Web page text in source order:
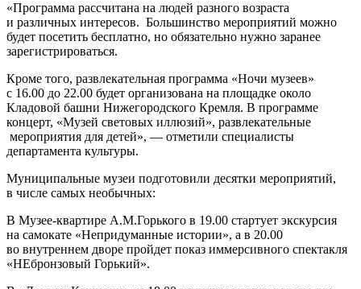
«Программа рассчитана на людей разного возраста
и различных интересов. Большинство мероприятий можно
будет посетить бесплатно, но обязательно нужно заранее
зарегистрироваться.
Кроме того, развлекательная программа «Ночи музеев»
с 16.00 до 22.00 будет организована на площадке около
Кладовой башни Нижегородского Кремля. В программе
концерт, «Музей световых иллюзий», развлекательные
мероприятия для детей», — отметили специалисты
департамента культуры.
Муниципальные музеи подготовили десятки мероприятий,
в числе самых необычных:
В Музее-квартире А.М.Горького в 19.00 стартует экскурсия
на самокате «Непридуманные истории», а в 20.00
во внутреннем дворе пройдет показ иммерсивного спектакля
«НЕбронзовый Горький».